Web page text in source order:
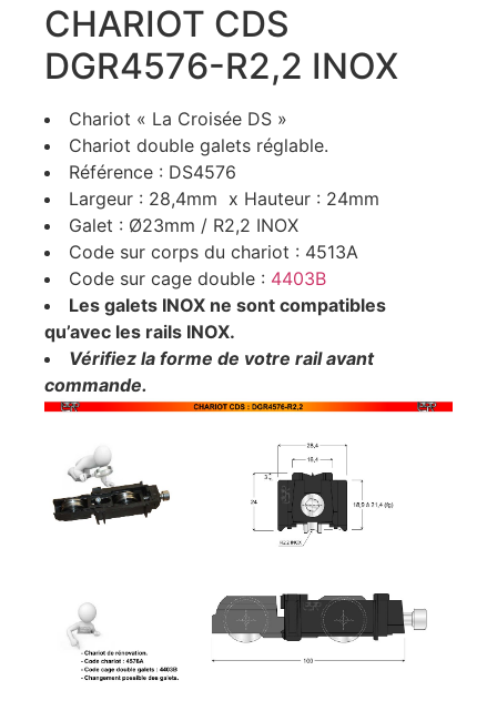
CHARIOT CDS
DGR4576-R2,2 INOX
Chariot « La Croisée DS »
Chariot double galets réglable.
Référence : DS4576
Largeur : 28,4mm x Hauteur : 24mm
Galet : Ø23mm / R2,2 INOX
Code sur corps du chariot : 4513A
Code sur cage double : 4403B
Les galets INOX ne sont compatibles
qu’avec les rails INOX.
Vérifiez la forme de votre rail avant
commande.